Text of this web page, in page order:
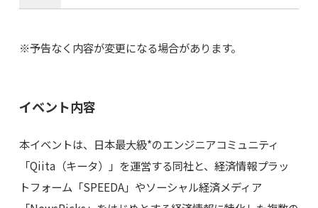
※予告なく内容が変更になる場合があります。
イベント内容
本イベントは、日本最大級*のエンジニアコミュニティ
「Qiita（キータ）」を運営する同社と、経済情報プラッ
トフォーム「SPEEDA」やソーシャル経済メディア